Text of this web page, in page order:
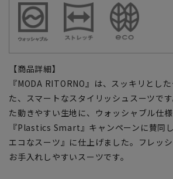
【商品詳細】
『MODA RITORNO』は、スッキリとし
た、スマートなスタイリッシュスーツで
た動きやすい生地に、ウォッシャブル仕
『Plastics Smart』キャンペーンに賛同
エコなスーツ』に仕上げました。フレッ
お手入れしやすいスーツです。